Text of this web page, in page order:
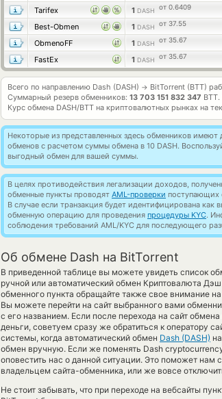
Tarifex
1 DASH от 0.6409
Best-Obmen
1 DASH от 37.55
ObmenoFF
1 DASH от 35.67
FastEx
1 DASH от 35.67
Всего по направлению Dash (DASH) → BitTorrent (BTT)
Суммарный резерв обменников: 13 703 151 832 347 BTT.
Курс обмена DASH/BTT на криптовалютных рынках на
Некоторые из представленных здесь обменников
обменов с расчетом суммы обмена в 10 DASH.
выгодный обмен для вашей суммы.
В целях противодействия легализации доходов,
обменные пункты проводят AML-проверки поступающих
В случае если транзакция будет идентифицирована
обменную операцию для проведения процедуры KYC.
соблюдения требований AML/KYC для последующего
Об обмене Dash на BitTorrent
В приведенной таблице вы можете увидеть список
ручной или автоматический обмен Криптовалюта Дэш
обменного пункта обращайте также свое внимание
Вы можете перейти на сайт выбранного вами
с его названием. Если после перехода на сайт
деньги, советуем сразу же обратиться к оператору
системы, когда автоматический обмен Dash (DASH) на
обмен вручную. Если же поменять Dash
оповестить нас о данной ситуации. Это поможет
владельцем сайта-обменника, или же вовсе
Не стоит забывать, что при переходе на вебсайты